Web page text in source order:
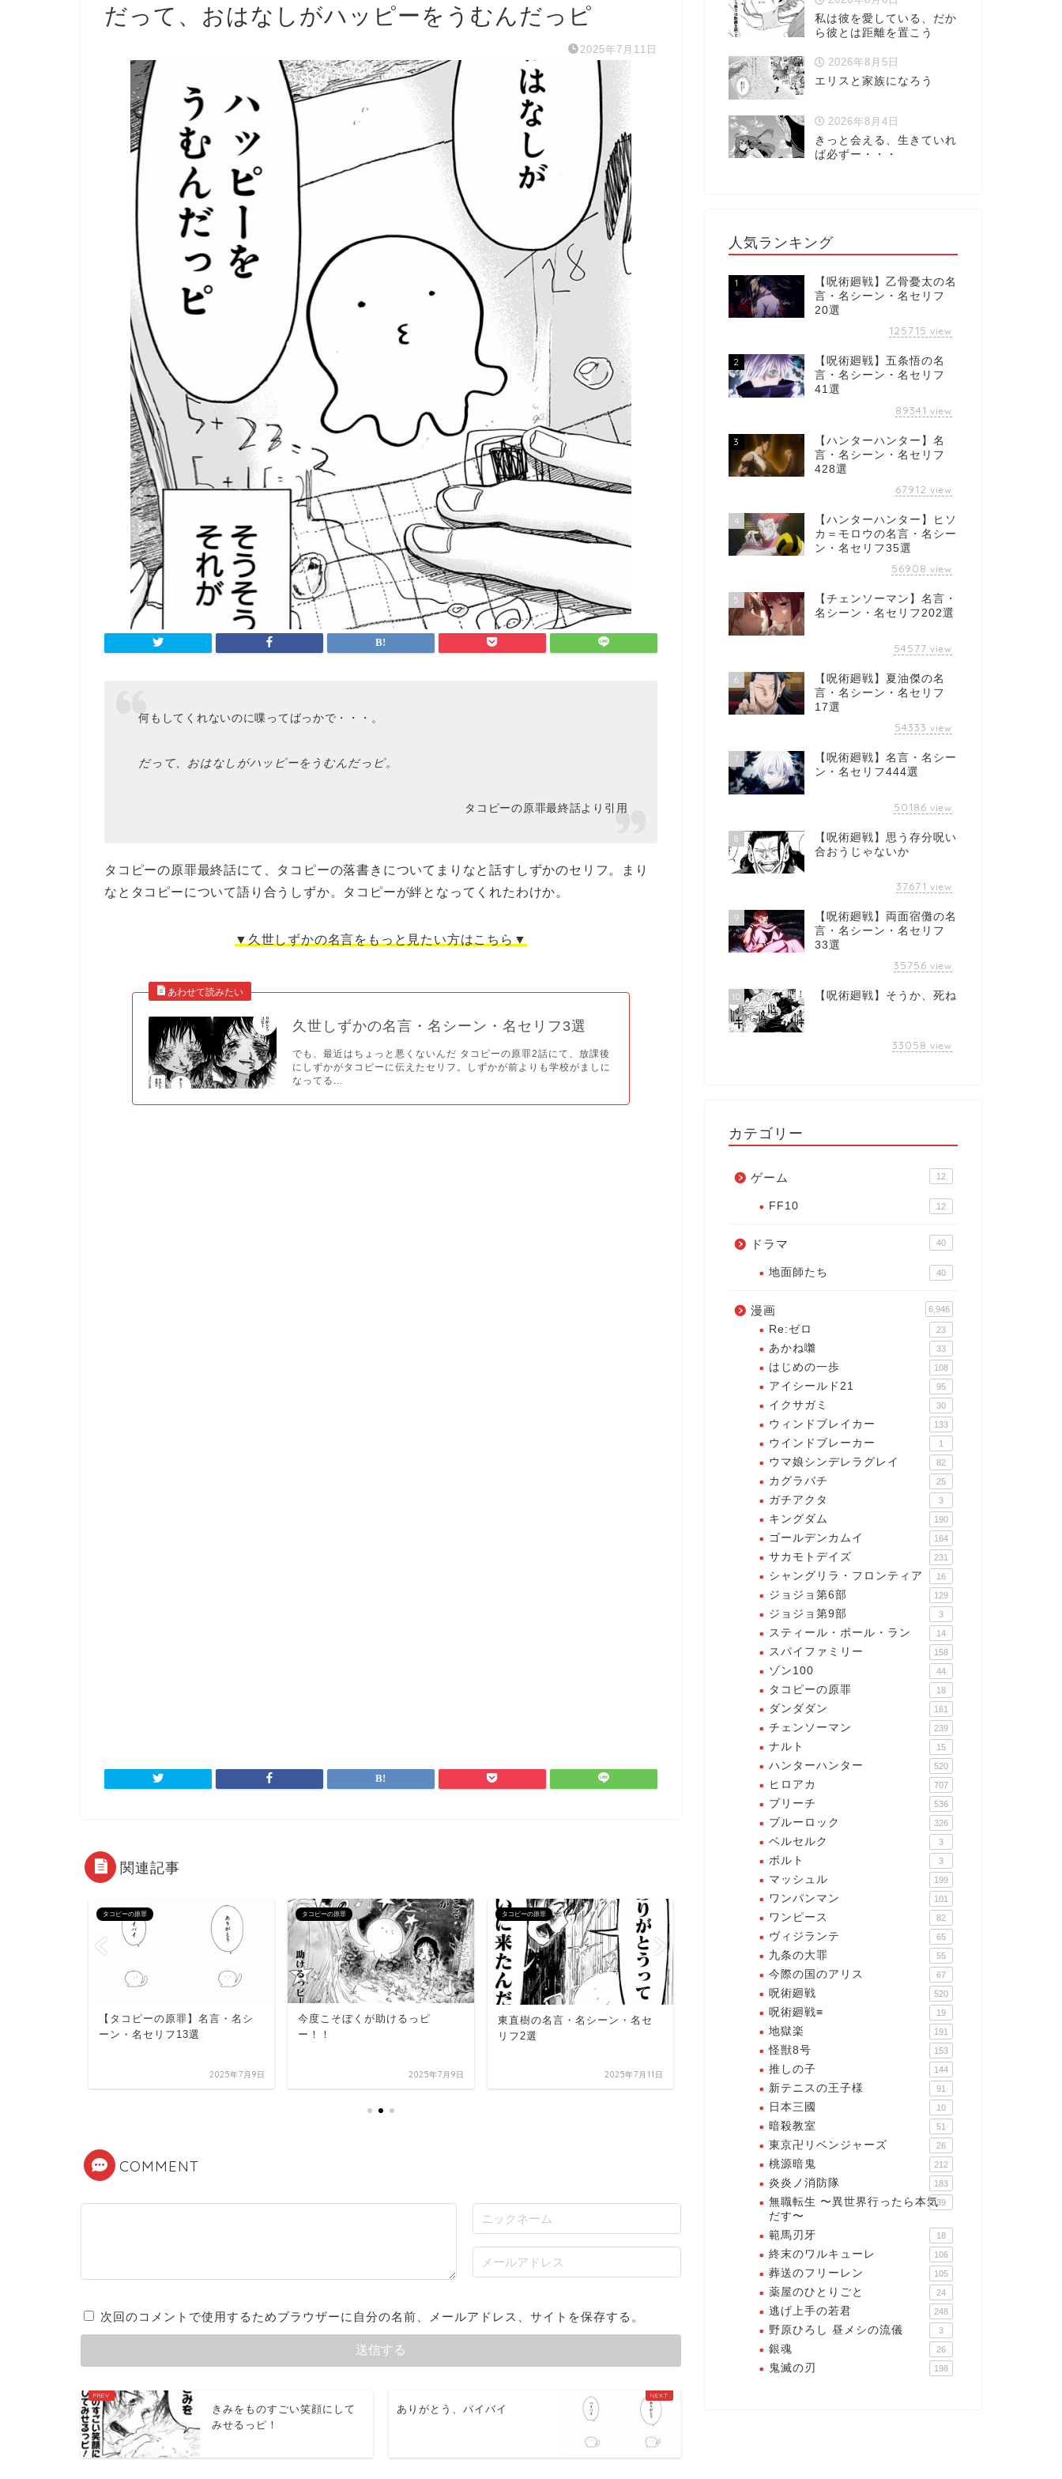
だって、おはなしがハッピーをうむんだっピ
2025年7月11日
何もしてくれないのに喋ってばっかで・・・。
だって、おはなしがハッピーをうむんだっピ。
タコピーの原罪最終話より引用
タコピーの原罪最終話にて、タコピーの落書きについてまりなと話すしずかのセリフ。まり
なとタコピーについて語り合うしずか。タコピーが絆となってくれたわけか。
▼久世しずかの名言をもっと見たい方はこちら▼
久世しずかの名言・名シーン・名セリフ3選
でも、最近はちょっと悪くないんだ タコピーの原罪2話にて、放課後
にしずかがタコピーに伝えたセリフ。しずかが前よりも学校がましに
なってる...
関連記事
タコピーの原罪
【タコピーの原罪】名言・名シ
ーン・名セリフ13選
2025年7月9日
タコピーの原罪
今度こそぼくが助けるっピ
ー！！
2025年7月9日
タコピーの原罪
東直樹の名言・名シーン・名セ
リフ2選
2025年7月11日
【タコピーの原罪】名言・名シ
ーン・名セリフ13選
2025年7月9日
タコピーの原罪
今度こそぼくが助けるっピ
COMMENT
次回のコメントで使用するためブラウザーに自分の名前、メールアドレス、サイトを保存する。
きみをものすごい笑顔にして
みせるっピ！
ありがとう、バイバイ
私は彼を愛している、だか
ら彼とは距離を置こう
2026年8月5日
エリスと家族になろう
2026年8月4日
きっと会える、生きていれ
ば必ずー・・・
人気ランキング
1
【呪術廻戦】乙骨憂太の名
言・名シーン・名セリフ
20選
125715 view
2
【呪術廻戦】五条悟の名
言・名シーン・名セリフ
41選
89341 view
3
【ハンターハンター】名
言・名シーン・名セリフ
428選
67912 view
4
【ハンターハンター】ヒソ
カ＝モロウの名言・名シー
ン・名セリフ35選
56908 view
5
【チェンソーマン】名言・
名シーン・名セリフ202選
54577 view
6
【呪術廻戦】夏油傑の名
言・名シーン・名セリフ
17選
54333 view
7
【呪術廻戦】名言・名シー
ン・名セリフ444選
50186 view
8
【呪術廻戦】思う存分呪い
合おうじゃないか
37671 view
9
【呪術廻戦】両面宿儺の名
言・名シーン・名セリフ
33選
35756 view
10 【呪術廻戦】そうか、死ね
33058 view
カテゴリー
ゲーム 12
FF10 12
ドラマ 40
地面師たち 40
漫画 6,946
Re:ゼロ 23
あかね囃 33
はじめの一歩 108
アイシールド21 95
イクサガミ 30
ウィンドブレイカー 133
ウインドブレーカー 1
ウマ娘シンデレラグレイ 82
カグラバチ 25
ガチアクタ 3
キングダム 190
ゴールデンカムイ 164
サカモトデイズ 231
シャングリラ・フロンティア 16
ジョジョ第6部 129
ジョジョ第9部 3
スティール・ボール・ラン 14
スパイファミリー 158
ゾン100 44
タコピーの原罪 18
ダンダダン 161
チェンソーマン 239
ナルト 15
ハンターハンター 520
ヒロアカ 707
ブリーチ 536
ブルーロック 326
ベルセルク 3
ボルト 3
マッシュル 199
ワンパンマン 101
ワンピース 82
ヴィジランテ 65
九条の大罪 55
今際の国のアリス 67
呪術廻戦 520
呪術廻戦≡ 19
地獄楽 191
怪獣8号 153
推しの子 144
新テニスの王子様 91
日本三國 10
暗殺教室 51
東京卍リベンジャーズ 26
桃源暗鬼 212
炎炎ノ消防隊 183
無職転生 〜異世界行ったら本気
だす〜
39
範馬刃牙 18
終末のワルキューレ 106
葬送のフリーレン 105
薬屋のひとりごと 24
逃げ上手の若君 248
野原ひろし 昼メシの流儀 3
銀魂 26
鬼滅の刃 198